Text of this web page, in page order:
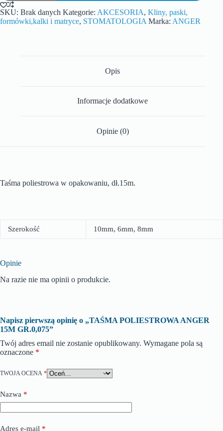
SKU: Brak danych Kategorie: AKCESORIA, Kliny, paski,
formówki,kalki i matryce, STOMATOLOGIA Marka: ANGER
Opis
Informacje dodatkowe
Opinie (0)
Taśma poliestrowa w opakowaniu, dł.15m.
Szerokość 10mm, 6mm, 8mm
Opinie
Na razie nie ma opinii o produkcie.
Napisz pierwszą opinię o „TAŚMA POLIESTROWA ANGER
15M GR.0,075”
Twój adres email nie zostanie opublikowany. Wymagane pola są
oznaczone *
TWOJA OCENA *
Nazwa *
Adres e-mail *